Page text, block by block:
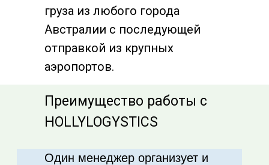
груза из любого города
Австралии с последующей
отправкой из крупных
аэропортов.
Преимущество работы с
HOLLYLOGYSTICS
Один менеджер организует и